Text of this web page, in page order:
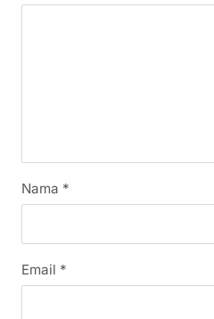
Nama *
Email *